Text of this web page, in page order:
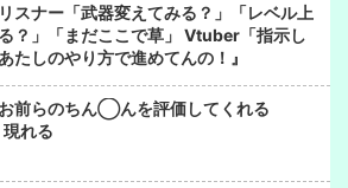
リスナー「武器変えてみる？」「レベル上
？」「まだここで草」 Vtuber「指示し
たしのやり方で進めてんの！』
お前らのちん◯んを評価してくれる
れる